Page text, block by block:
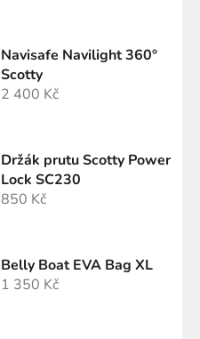
Navisafe Navilight 360°
Scotty
2 400 Kč
Držák prutu Scotty Power
Lock SC230
850 Kč
Belly Boat EVA Bag XL
1 350 Kč